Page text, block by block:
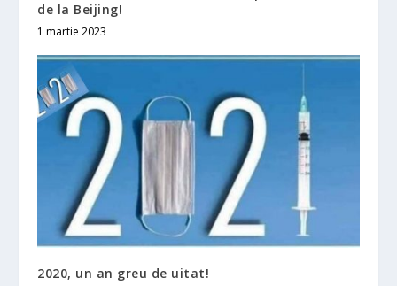
de la Beijing!
1 martie 2023
2020, un an greu de uitat!